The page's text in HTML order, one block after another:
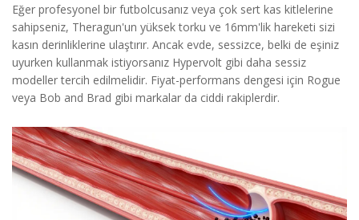
Eğer profesyonel bir futbolcusanız veya çok sert kas kitlelerine
sahipseniz, Theragun'un yüksek torku ve 16mm'lik hareketi sizi
kasın derinliklerine ulaştırır. Ancak evde, sessizce, belki de eşiniz
uyurken kullanmak istiyorsanız Hypervolt gibi daha sessiz
modeller tercih edilmelidir. Fiyat-performans dengesi için Rogue
veya Bob and Brad gibi markalar da ciddi rakiplerdir.